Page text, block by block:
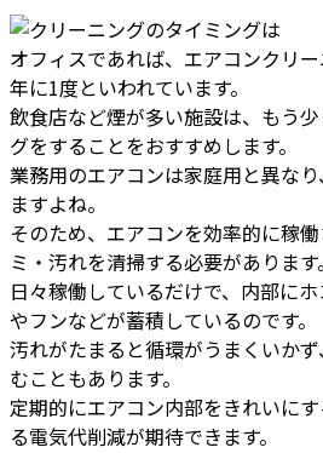
オフィスであれば、エアコンクリ
年に1度といわれています。
飲食店など煙が多い施設は、もう
グをすることをおすすめします。
業務用のエアコンは家庭用と異な
ますよね。
そのため、エアコンを効率的に稼
ミ・汚れを清掃する必要があります。
日々稼働しているだけで、内部に
やフンなどが蓄積しているのです。
汚れがたまると循環がうまくいか
むこともあります。
定期的にエアコン内部をきれいに
る電気代削減が期待できます。